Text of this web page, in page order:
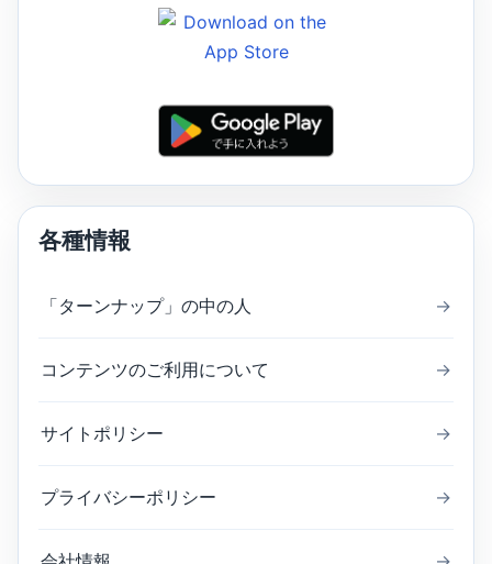
各種情報
「ターンナップ」の中の人 →
コンテンツのご利用について →
サイトポリシー →
プライバシーポリシー →